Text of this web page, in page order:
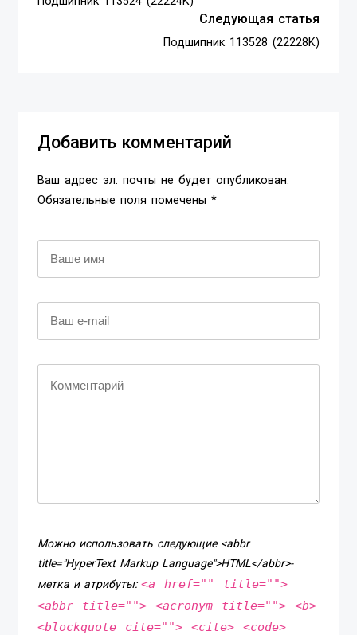
Следующая статья
Подшипник 113528 (22228K)
Добавить комментарий
Ваш адрес эл. почты не будет опубликован.
Обязательные поля помечены *
Можно использовать следующие <abbr
title="HyperText Markup Language">HTML</abbr>-
метка и атрибуты:<a href="" title="">
<abbr title=""> <acronym title=""> <b>
<blockquote cite=""> <cite> <code>